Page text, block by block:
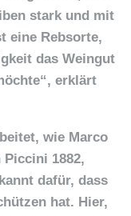
stark und mit
eine Rebsorte,
das Weingut
erklärt
wie Marco
1882,
dafür, dass
hat. Hier,